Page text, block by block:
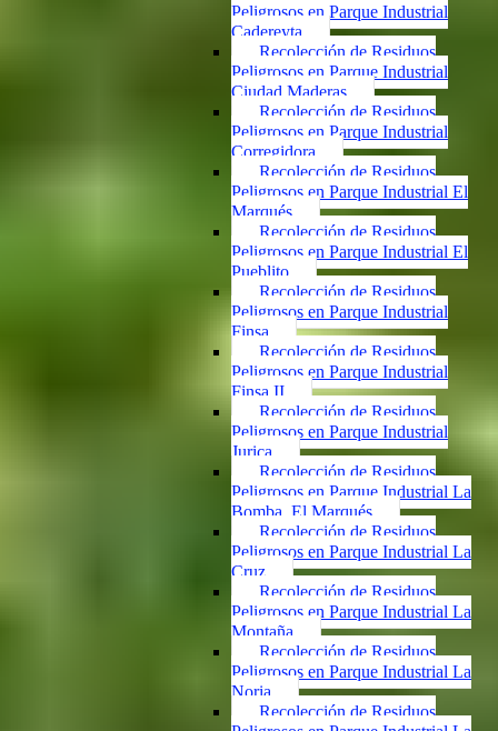
Peligrosos en Parque Industrial
Cadereyta
Recolección de Residuos
Peligrosos en Parque Industrial
Ciudad Maderas
Recolección de Residuos
Peligrosos en Parque Industrial
Corregidora
Recolección de Residuos
Peligrosos en Parque Industrial El
Marqués
Recolección de Residuos
Peligrosos en Parque Industrial El
Pueblito
Recolección de Residuos
Peligrosos en Parque Industrial
Finsa
Recolección de Residuos
Peligrosos en Parque Industrial
Finsa II
Recolección de Residuos
Peligrosos en Parque Industrial
Jurica
Recolección de Residuos
Peligrosos en Parque Industrial La
Bomba, El Marqués
Recolección de Residuos
Peligrosos en Parque Industrial La
Cruz
Recolección de Residuos
Peligrosos en Parque Industrial La
Montaña
Recolección de Residuos
Peligrosos en Parque Industrial La
Noria
Recolección de Residuos